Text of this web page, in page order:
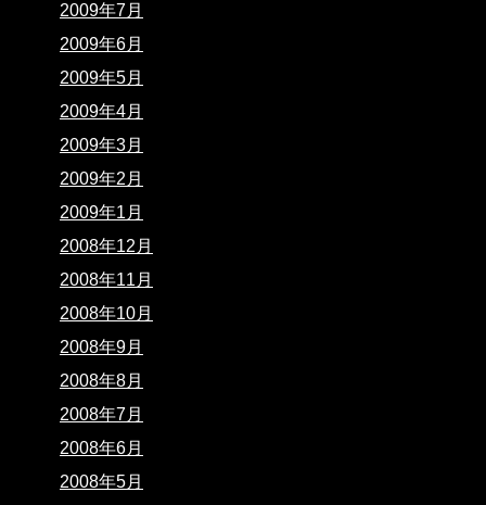
2009年7月
2009年6月
2009年5月
2009年4月
2009年3月
2009年2月
2009年1月
2008年12月
2008年11月
2008年10月
2008年9月
2008年8月
2008年7月
2008年6月
2008年5月